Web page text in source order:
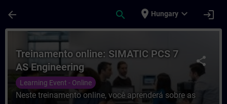
arrow_back search place Hungary expand_more login
Course - Treinamento online: SIMATIC
share
Treinamento online: SIMATIC PCS 7
AS Engineering
Learning Event - Online
Neste treinamento online, você aprenderá sobre as